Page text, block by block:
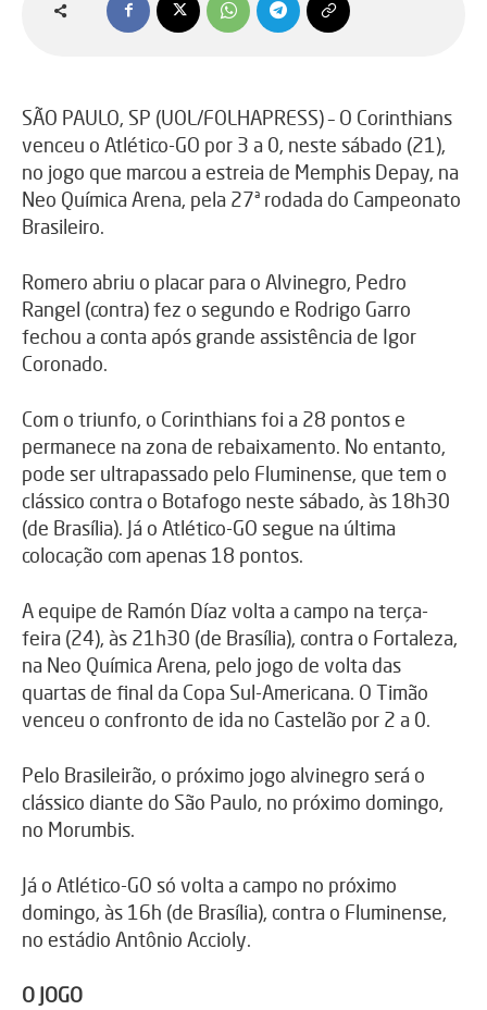
SÃO PAULO, SP (UOL/FOLHAPRESS) – O Corinthians
venceu o Atlético-GO por 3 a 0, neste sábado (21),
no jogo que marcou a estreia de Memphis Depay, na
Neo Química Arena, pela 27ª rodada do Campeonato
Brasileiro.
Romero abriu o placar para o Alvinegro, Pedro
Rangel (contra) fez o segundo e Rodrigo Garro
fechou a conta após grande assistência de Igor
Coronado.
Com o triunfo, o Corinthians foi a 28 pontos e
permanece na zona de rebaixamento. No entanto,
pode ser ultrapassado pelo Fluminense, que tem o
clássico contra o Botafogo neste sábado, às 18h30
(de Brasília). Já o Atlético-GO segue na última
colocação com apenas 18 pontos.
A equipe de Ramón Díaz volta a campo na terça-
feira (24), às 21h30 (de Brasília), contra o Fortaleza,
na Neo Química Arena, pelo jogo de volta das
quartas de final da Copa Sul-Americana. O Timão
venceu o confronto de ida no Castelão por 2 a 0.
Pelo Brasileirão, o próximo jogo alvinegro será o
clássico diante do São Paulo, no próximo domingo,
no Morumbis.
Já o Atlético-GO só volta a campo no próximo
domingo, às 16h (de Brasília), contra o Fluminense,
no estádio Antônio Accioly.
O JOGO